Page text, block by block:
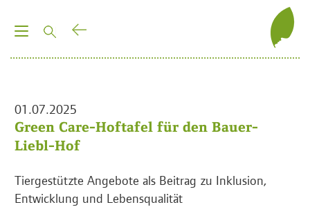
T
e
n
v
i
01.07.2025
Green Care-Hoftafel für den Bauer-
Liebl-Hof
Tiergestützte Angebote als Beitrag zu Inklusion,
Entwicklung und Lebensqualität